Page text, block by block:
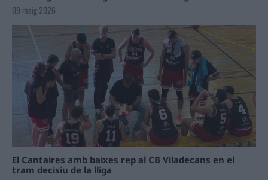
09 maig 2026
El Cantaires amb baixes rep al CB Viladecans en el
tram decisiu de la lliga